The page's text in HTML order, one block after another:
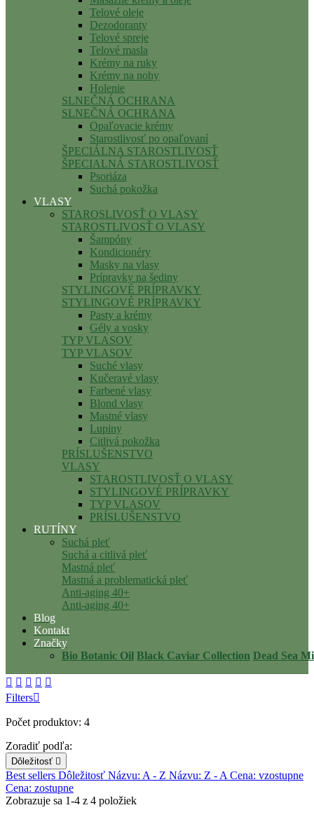
Telové oleje
Dezodoranty
Telové spreje
Telové masla
Krémy na ruky
Krémy na nohy
Holenie
SLNEČNÁ OCHRANA
SLNEČNÁ OCHRANA
Opaľovacie krémy
Starostlivosť po opaľovaní
ŠPECIÁLNA STAROSTLIVOSŤ
ŠPECIALNÁ STAROSTLIVOSŤ
Psoriáza
Suchá pokožka
VLASY
STAROSLIVOSŤ O VLASY
STAROSTLIVOSŤ O VLASY
Šampóny
Kondicionéry
Masky na vlasy
Prípravky na šediny
STYLINGOVÉ PRÍPRAVKY
STYLINGOVÉ PRÍPRAVKY
Pasty a krémy
Gély a vosky
TYP VLASOV
TYP VLASOV
Suché vlasy
Kučeravé vlasy
Farbené vlasy
Blond vlasy
Mastné vlasy
Lupiny
Citlivá pokožka
PRÍSLUŠENSTVO
VLASY
STAROSTLIVOSŤ O VLASY
STYLINGOVÉ PRÍPRAVKY
TYP VLASOV
PRÍSLUŠENSTVO
RUTÍNY
Suchá pleť
Suchá a citlivá pleť
Mastná pleť
Mastná a problematická pleť
Anti-aging 40+
Anti-aging 40+
Blog
Kontakt
Značky
Bio Botanic Oil Black Caviar Collection Dead Sea
    
Filters
Počet produktov: 4
Zoradiť podľa:
Dôležitosť 
Best sellers Dôležitosť Názvu: A - Z Názvu: Z - A Cena: vzostupne
Cena: zostupne
Zobrazuje sa 1-4 z 4 položiek